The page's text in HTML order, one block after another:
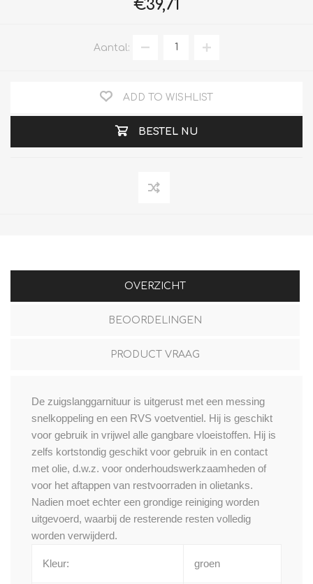
€39,71
Aantal:
ADD TO WISHLIST
BESTEL NU
OVERZICHT
BEOORDELINGEN
PRODUCT VRAAG
De zuigslanggarnituur is uitgerust met een messing
snelkoppeling en een RVS voetventiel. Hij is geschikt
voor gebruik in vrijwel alle gangbare vloeistoffen. Hij is
zelfs kortstondig geschikt voor gebruik in en contact
met olie, d.w.z. voor onderhoudswerkzaamheden of
voor het aftappen van restvoorraden in olietanks.
Nadien moet echter een grondige reiniging worden
uitgevoerd, waarbij de resterende resten volledig
worden verwijderd.
Kleur: groen